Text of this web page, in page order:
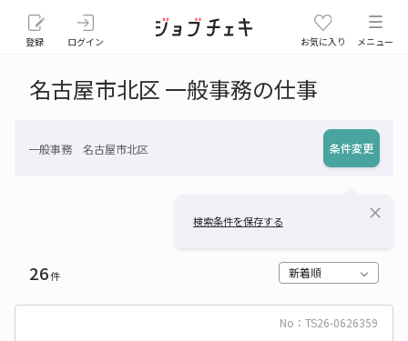
登録 ログイン お気に入り メニュー
名古屋市北区 一般事務の仕事
一般事務 名古屋市北区 条件変更
検索条件を保存する close
26件 新着順
No：TS26-0626359